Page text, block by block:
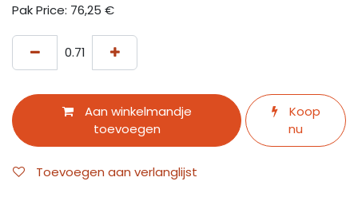
Pak Price: 76,25 €
Aan winkelmandje
toevoegen
Koop
nu
Toevoegen aan verlanglijst